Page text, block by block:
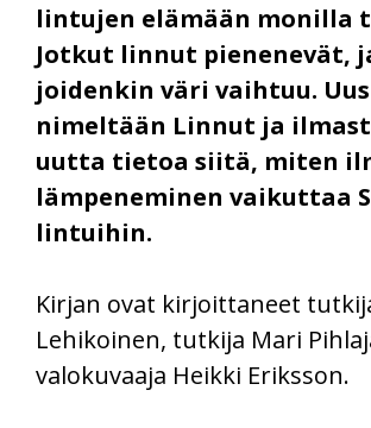
lintujen elämään monilla
Jotkut linnut pienenevät,
joidenkin väri vaihtuu.
nimeltään Linnut ja
uutta tietoa siitä, miten
lämpeneminen vaikuttaa
lintuihin.
Kirjan ovat kirjoittaneet
Lehikoinen, tutkija Mari
valokuvaaja Heikki Eriksson.